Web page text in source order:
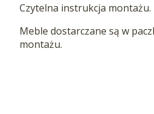
Czytelna instrukcja montażu.
Meble dostarczane są w
montażu.